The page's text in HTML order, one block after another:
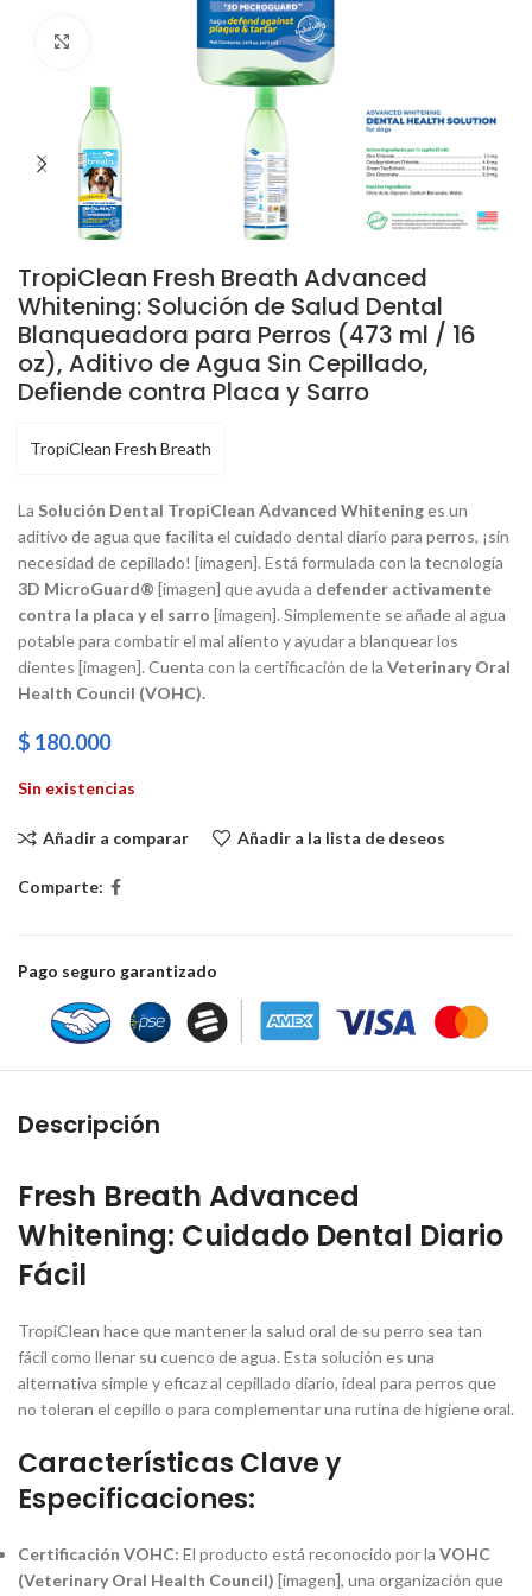
TropiClean Fresh Breath Advanced
Whitening: Solución de Salud Dental
Blanqueadora para Perros (473 ml / 16
oz), Aditivo de Agua Sin Cepillado,
Defiende contra Placa y Sarro
TropiClean Fresh Breath
La Solución Dental TropiClean Advanced Whiteninges un
aditivo de agua que facilita el cuidado dental diario para perros, ¡sin
necesidad de cepillado! [imagen]. Está formulada con la tecnología
3D MicroGuard® [imagen] que ayuda a defender activamente
contra la placa y el sarro [imagen]. Simplemente se añade al agua
potable para combatir el mal aliento y ayudar a blanquear los
dientes [imagen]. Cuenta con la certificación de la Veterinary Oral
Health Council (VOHC).
$ 180.000
Sin existencias
Añadir a comparar Añadir a la lista de deseos
Comparte:
Pago seguro garantizado
Descripción
Fresh Breath Advanced
Whitening: Cuidado Dental Diario
Fácil
TropiClean hace que mantener la salud oral de su perro sea tan
fácil como llenar su cuenco de agua. Esta solución es una
alternativa simple y eficaz al cepillado diario, ideal para perros que
no toleran el cepillo o para complementar una rutina de higiene oral.
Características Clave y
Especificaciones:
Certificación VOHC: El producto está reconocido por la VOHC
(Veterinary Oral Health Council) [imagen], una organización que